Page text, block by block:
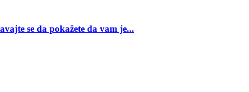
se da pokažete da vam je...